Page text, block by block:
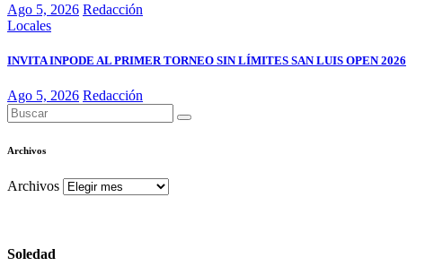
Ago 5, 2026 Redacción
Locales
INVITA INPODE AL PRIMER TORNEO SIN LÍMITES SAN LUIS OPEN 2026
Ago 5, 2026 Redacción
Archivos
Archivos
Soledad